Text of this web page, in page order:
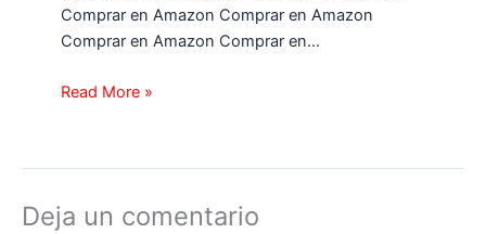
Comprar en Amazon Comprar en Amazon
Comprar en Amazon Comprar en…
Read More »
Deja un comentario